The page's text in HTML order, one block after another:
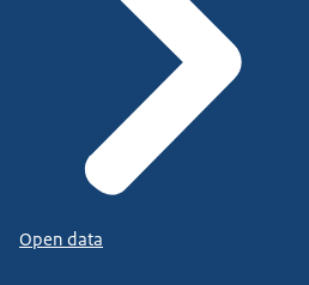
Open data